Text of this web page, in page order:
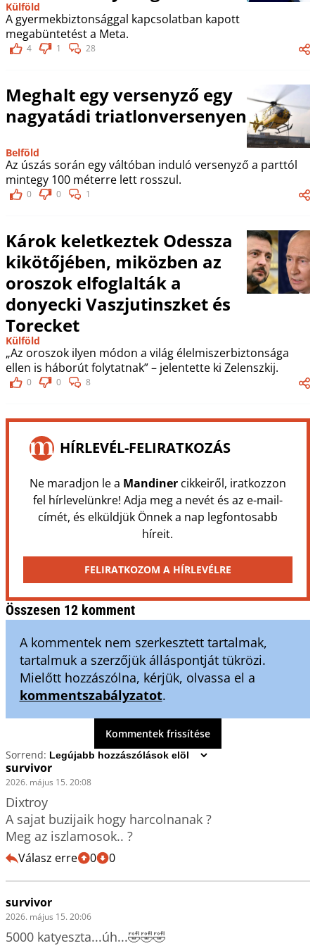
Külföld
A gyermekbiztonsággal kapcsolatban kapott
megabüntetést a Meta.
4 1 28
Meghalt egy versenyző egy
nagyatádi triatlonversenyen
Belföld
Az úszás során egy váltóban induló versenyző a parttól
mintegy 100 méterre lett rosszul.
0 0 1
Károk keletkeztek Odessza
kikötőjében, miközben az
oroszok elfoglalták a
donyecki Vaszjutinszket és
Torecket
Külföld
„Az oroszok ilyen módon a világ élelmiszerbiztonsága
ellen is háborút folytatnak” – jelentette ki Zelenszkij.
0 0 8
HÍRLEVÉL-FELIRATKOZÁS
Ne maradjon le a Mandinercikkeiről, iratkozzon
fel hírlevelünkre! Adja meg a nevét és az e-mail-
címét, és elküldjük Önnek a nap legfontosabb
híreit.
FELIRATKOZOM A HÍRLEVÉLRE
Összesen 12 komment
A kommentek nem szerkesztett tartalmak,
tartalmuk a szerzőjük álláspontját tükrözi.
Mielőtt hozzászólna, kérjük, olvassa el a
kommentszabályzatot.
Kommentek frissítése
Sorrend:
survivor
2026. május 15. 20:08
Dixtroy
A sajat buzijaik hogy harcolnanak ?
Meg az iszlamosok.. ?
Válasz erre 0 0
survivor
2026. május 15. 20:06
5000 katyeszta...úh...🤣🤣🤣